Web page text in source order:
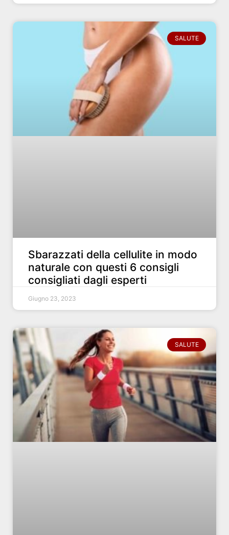
SALUTE
Sbarazzati della cellulite in modo
naturale con questi 6 consigli
consigliati dagli esperti
Giugno 23, 2023
SALUTE